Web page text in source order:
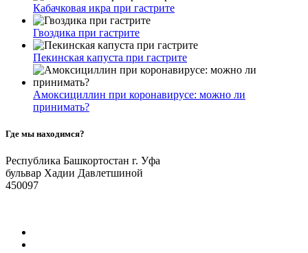
Кабачковая икра при гастрите
Гвоздика при гастрите
Пекинская капуста при гастрите
Амоксициллин при коронавирусе: можно ли
принимать?
Где мы находимся?
Республика Башкортостан г. Уфа
бульвар Хадии Давлетшиной
450097